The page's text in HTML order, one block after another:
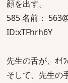
顔を出す。
585 名前：
ID:xTFhrh6Y
先生の舌が、ｵｲ
そして、先生の